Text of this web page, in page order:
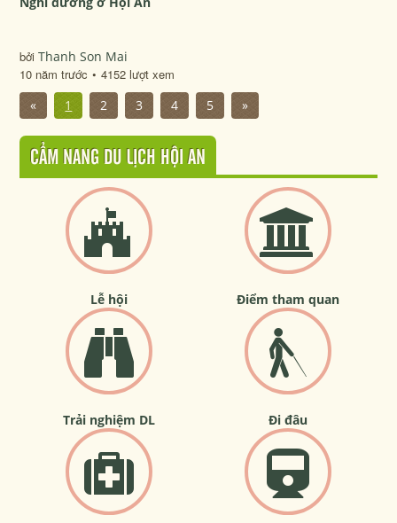
bởiThanh Son Mai
10 năm trước
4152 lượt xem
«
1 2 3 4 5 »
CẨM NANG DU LỊCH HỘI AN
Lễ hội Điểm tham quan
Trải nghiệm DL Đi đâu